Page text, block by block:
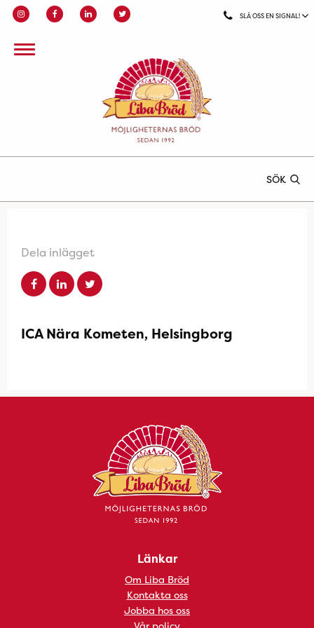
SLÅ OSS EN SIGNAL!
SÖK
Dela inlägget
ICA Nära Kometen, Helsingborg
Länkar
Om Liba Bröd
Kontakta oss
Jobba hos oss